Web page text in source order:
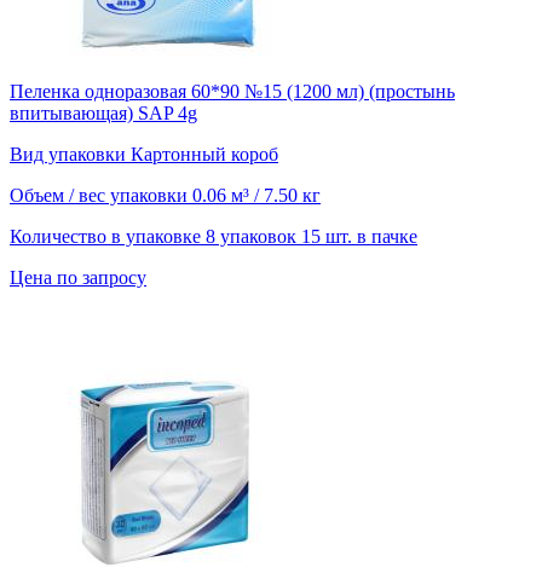
Пеленка одноразовая 60*90 №15 (1200 мл) (простынь
впитывающая) SAP 4g
Вид упаковки Картонный короб
Объем / вес упаковки 0.06 м³ / 7.50 кг
Количество в упаковке 8 упаковок 15 шт. в пачке
Цена по запросу